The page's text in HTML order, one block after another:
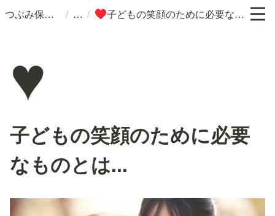
つぶみ保育園 / / ♥️ 子どもの笑顔のために必要なものとは...
♥️
子どもの笑顔のために必要
なものとは...